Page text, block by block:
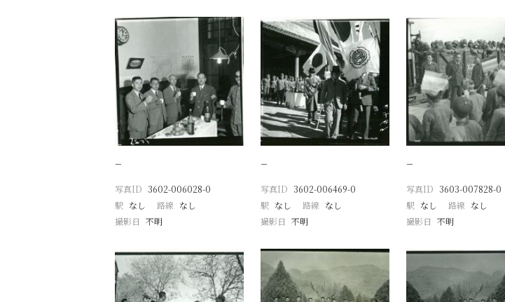
−
写真ID 3602-006028-0
駅 なし 路線 なし
撮影日 不明
−
写真ID 3602-006469-0
駅 なし 路線 なし
撮影日 不明
−
写真ID 3603-007828-0
駅 なし 路線 なし
撮影日 不明